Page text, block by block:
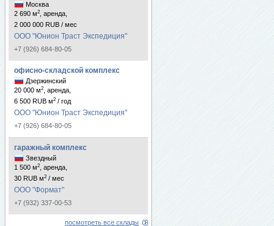
Москва
2 690 м2
, аренда,
2 000 000 RUB / мес
ООО "Юнион Траст Экспедиция"
+7 (926) 684-80-05
офисно-складской комплекс
Дзержинский
20 000 м2
, аренда,
6 500 RUB м2 / год
ООО "Юнион Траст Экспедиция"
+7 (926) 684-80-05
гаражный комплекс
Звездный
1 500 м2
, аренда,
30 RUB м2 / мес
ООО "Формат"
+7 (932) 337-00-53
посмотреть все склады